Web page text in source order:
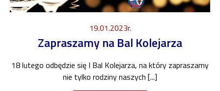
19.01.2023r.
Zapraszamy na Bal Kolejarza
18 lutego odbędzie się I Bal Kolejarza, na który zapraszamy
nie tylko rodziny naszych [...]